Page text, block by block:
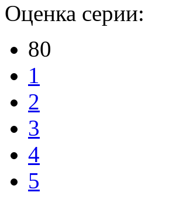
Оценка серии:
80
1
2
3
4
5